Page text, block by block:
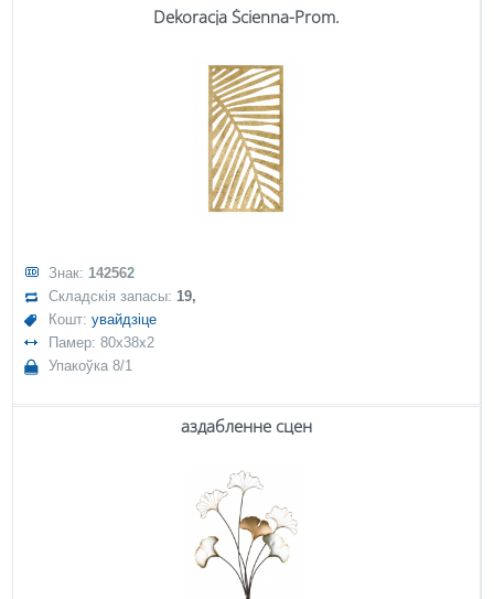
Dekoracja Ścienna-Prom.
Знак: 142562
Складскія запасы:19,
Кошт:увайдзіце
Памер: 80x38x2
Упакоўка 8/1
аздабленне сцен